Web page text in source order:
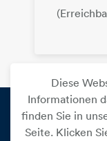
Diese
Informationen
finden Sie in
Seite. Klicken